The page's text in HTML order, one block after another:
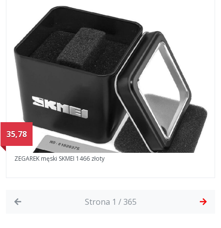
35,78
ZEGAREK męski SKMEI 1466 złoty
Strona 1 / 365